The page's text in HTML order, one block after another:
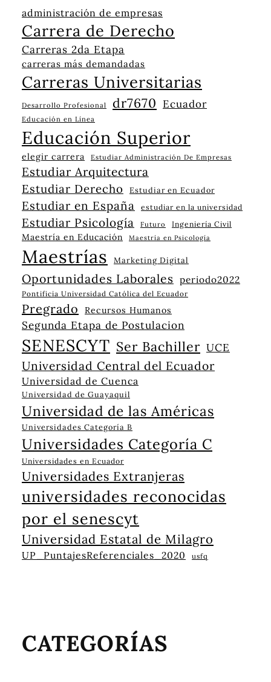
administración de empresas
Carrera de Derecho
Carreras 2da Etapa
carreras más demandadas
Carreras Universitarias
Desarrollo Profesional dr7670 Ecuador
Educación en Línea
Educación Superior
elegir carrera Estudiar Administración De Empresas
Estudiar Arquitectura
Estudiar Derecho
Estudiar en Ecuador
Estudiar en España estudiar en la universidad
Estudiar Psicología Futuro Ingeniería Civil
Maestría en Educación Maestría en Psicología
Maestrías Marketing Digital
Oportunidades Laborales periodo2022
Pontificia Universidad Católica del Ecuador
Pregrado Recursos Humanos
Segunda Etapa de Postulacion
SENESCYT Ser Bachiller UCE
Universidad Central del Ecuador
Universidad de Cuenca
Universidad de Guayaquil
Universidad de las Américas
Universidades Categoría B
Universidades Categoría C
Universidades en Ecuador
Universidades Extranjeras
universidades reconocidas
por el senescyt
Universidad Estatal de Milagro
UP_PuntajesReferenciales_2020 usfq
CATEGORÍAS